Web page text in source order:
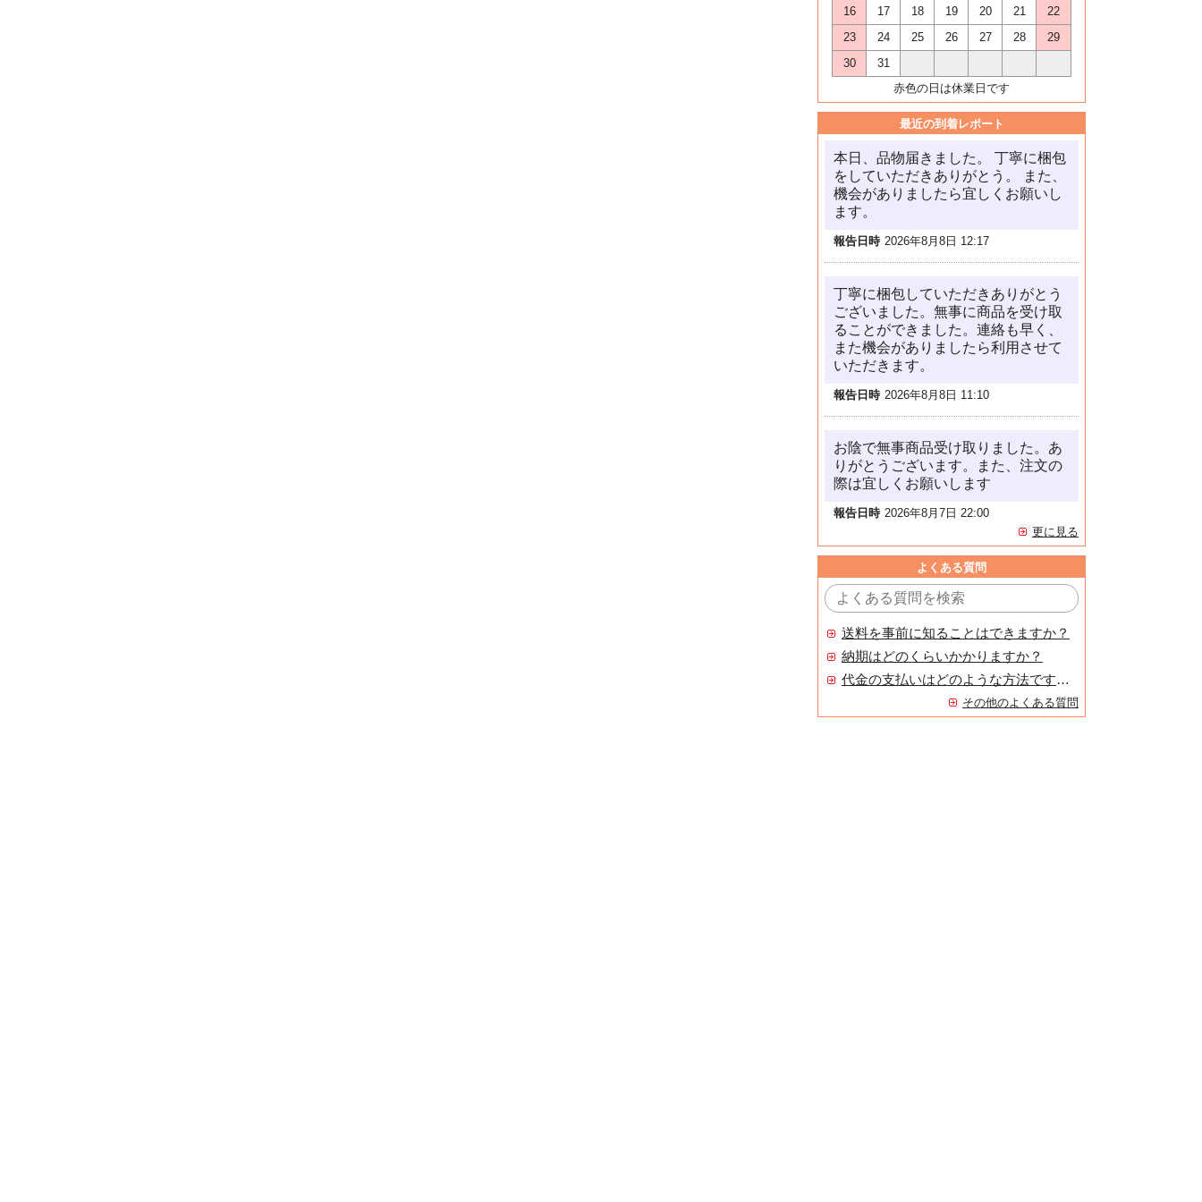
16
17 18 19 20 21
22
23
24 25 26 27 28
29
30
31
赤色の日は休業日です
最近の到着レポート
本日、品物届きました。 丁寧に梱包
をしていただきありがとう。 また、
機会がありましたら宜しくお願いし
ます。
報告日時 2026年8月8日 12:17
丁寧に梱包していただきありがとう
ございました。無事に商品を受け取
ることができました。連絡も早く、
また機会がありましたら利用させて
いただきます。
報告日時 2026年8月8日 11:10
お陰で無事商品受け取りました。あ
りがとうございます。また、注文の
際は宜しくお願いします
報告日時 2026年8月7日 22:00
更に見る
よくある質問
送料を事前に知ることはできますか？
納期はどのくらいかかりますか？
代金の支払いはどのような方法ですか？
その他のよくある質問